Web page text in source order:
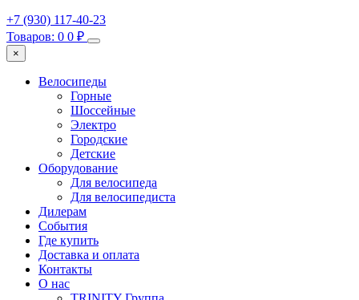
+7 (930) 117-40-23
Товаров: 0 0 ₽
×
Велосипеды
Горные
Шоссейные
Электро
Городские
Детские
Оборудование
Для велосипеда
Для велосипедиста
Дилерам
События
Где купить
Доставка и оплата
Контакты
О нас